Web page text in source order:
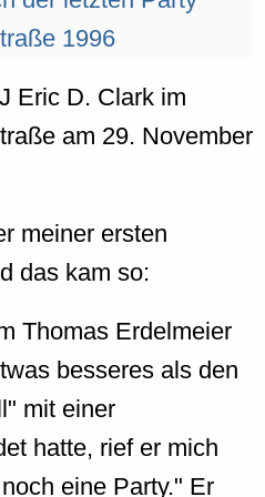
Eric D. Clark im
am 29. November
meiner ersten
das kam so:
Thomas Erdelmeier
besseres als den
mit einer
hatte, rief er mich
eine Party." Er